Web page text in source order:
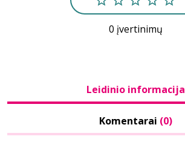
0 įvertinimų
Leidinio informacija
Komentarai (0)